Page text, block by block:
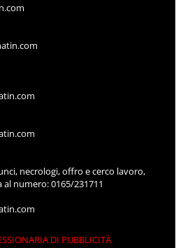
necrologi, offro e cerco lavoro,
numero: 0165/231711
DI PUBBLICITÀ